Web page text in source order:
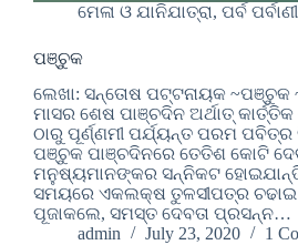
ମେଳା ଓ ଯାନିଯାତ୍ରା, ପର୍ବ ପର୍ବାଣୀ
ପଞ୍ଚୁକ
ଲେଖା: ସନ୍ତୋଷ ପଟ୍ଟନାୟକ ~ପଞ୍ଚୁକ
ମାସର ଶେଷ ପାଞ୍ଚଦିନ ଅର୍ଥାତ୍
ଠାରୁ ପୂର୍ଣ୍ଣମୀ ପର୍ଯ୍ୟନ୍ତ ପରମ ପବିତ୍ର
ପଞ୍ଚୁକ ପାଞ୍ଚଦିନରେ ତେତିଶ କୋଟି
ମନୁଷ୍ୟମାନଙ୍କର ସନ୍ନିକଟ
ସମୟରେ ଏକଲକ୍ଷ ତୁଳସୀପତ୍ର
ପୂଜାକଲେ, ସମସ୍ତ ଦେବତା ପ୍ରସନ୍ନ…
admin
July 23, 2020 1